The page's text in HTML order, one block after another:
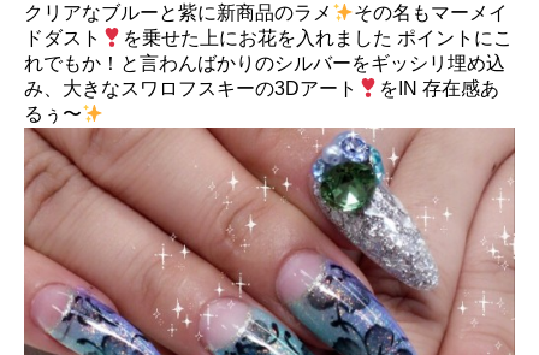
クリアなブルーと紫に新商品のラメ
その名もマーメイ
ドダスト
を乗せた上にお花を入れました ポイントにこ
れでもか！と言わんばかりのシルバーをギッシリ埋め込
み、大きなスワロフスキーの3Dアート
をIN 存在感あ
るぅ〜